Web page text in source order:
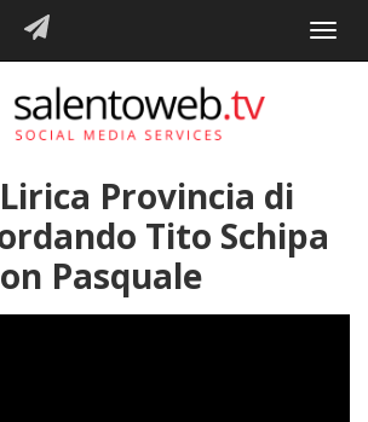
Provincia di
Tito Schipa
Pasquale